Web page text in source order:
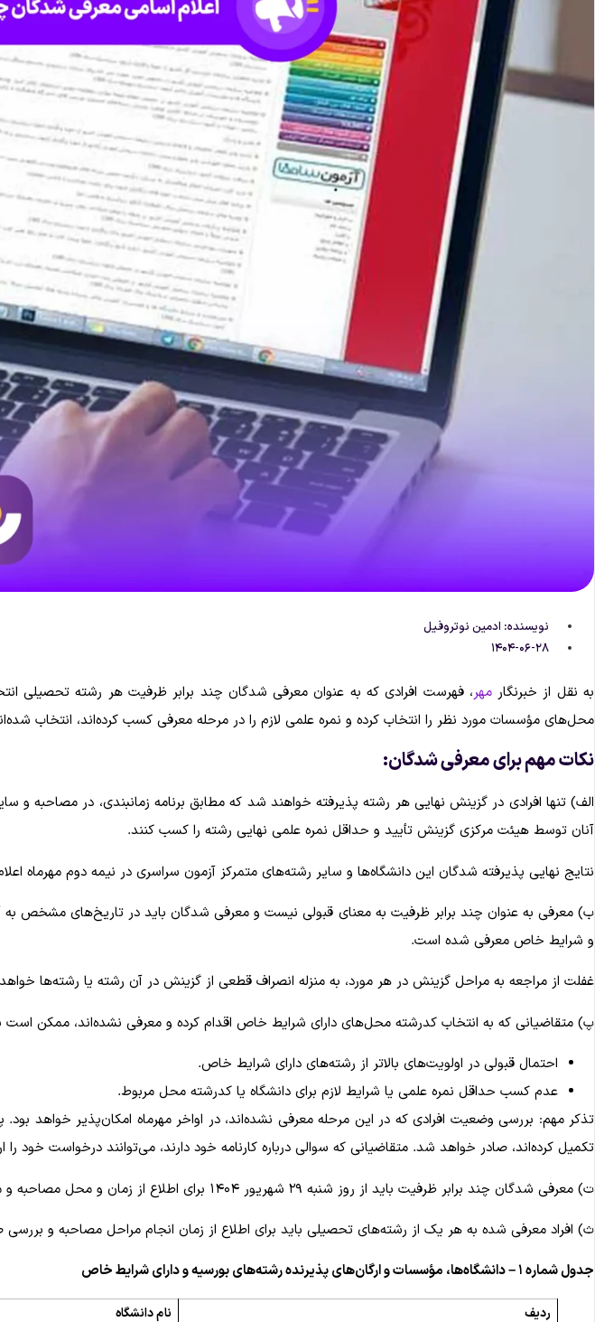
نویسنده: ادمین نوتروفیل
۱۴۰۴-۰۶-۲۸
به نقل از خبرنگارمهر، فهرست افرادی که به عنوان معرفی شدگان چند برابر ظرفیت هر رشته تحصیلی
محل‌های مؤسسات مورد نظر را انتخاب کرده و نمره علمی لازم را در مرحله معرفی کسب کرده‌اند، انتخاب
نکات مهم برای معرفی شدگان:
الف) تنها افرادی در گزینش نهایی هر رشته پذیرفته خواهند شد که مطابق برنامه زمانبندی، در
آنان توسط هیئت مرکزی گزینش تأیید و حداقل نمره علمی نهایی رشته را کسب کنند.
نتایج نهایی پذیرفته شدگان این دانشگاه‌ها و سایر رشته‌های متمرکز آزمون سراسری در نیمه دوم مهرماه
ب) معرفی به عنوان چند برابر ظرفیت به معنای قبولی نیست و معرفی شدگان باید در تاریخ‌های مشخص
و شرایط خاص معرفی شده است.
غفلت از مراجعه به مراحل گزینش در هر مورد، به منزله انصراف قطعی از گزینش در آن رشته یا رشته‌ها
پ) متقاضیانی که به انتخاب کدرشته محل‌های دارای شرایط خاص اقدام کرده و معرفی نشده‌اند، ممکن است
احتمال قبولی در اولویت‌های بالاتر از رشته‌های دارای شرایط خاص.
عدم کسب حداقل نمره علمی یا شرایط لازم برای دانشگاه یا کدرشته محل مربوط.
تذکر مهم: بررسی وضعیت افرادی که در این مرحله معرفی نشده‌اند، در اواخر مهرماه امکان‌پذیر خواهد بود.
تکمیل کرده‌اند، صادر خواهد شد. متقاضیانی که سوالی درباره کارنامه خود دارند، می‌توانند درخواست خود را
ت) معرفی شدگان چند برابر ظرفیت باید از روز شنبه ۲۹ شهریور ۱۴۰۴ برای اطلاع از زمان و محل مصاحبه و مدارک مورد نیاز به سایت مؤسسه یا ارگان محل معرفی مراجعه کنند.
ث) افراد معرفی شده به هر یک از رشته‌های تحصیلی باید برای اطلاع از زمان انجام مراحل مصاحبه و
جدول شماره ۱ – دانشگاه‌ها، مؤسسات و ارگان‌های پذیرنده رشته‌های بورسیه و دارای شرایط خاص
ردیف نام دانشگاه